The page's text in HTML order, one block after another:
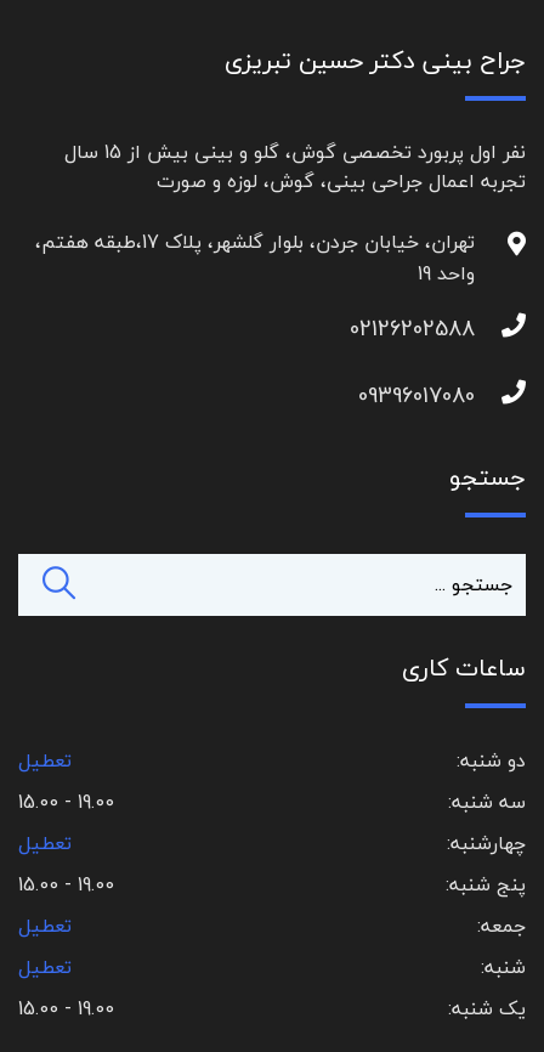
جراح بینی دکتر حسین تبریزی
نفر اول پربورد تخصصی گوش، گلو و بینی بیش از 15 سال
تجربه اعمال جراحی بینی، گوش، لوزه و صورت
تهران، خیابان جردن، بلوار گلشهر، پلاک 17،طبقه هفتم،
واحد 19
02126202588
09396017080
جستجو
ساعات کاری
دو شنبه:
تعطیل
سه شنبه:
19.00 - 15.00
چهارشنبه:
تعطیل
پنج شنبه:
19.00 - 15.00
جمعه:
تعطیل
شنبه:
تعطیل
یک شنبه:
19.00 - 15.00